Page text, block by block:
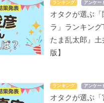
ランキング アンケー
オタクが選ぶ
ラ」ランキン
たま乱太郎』
版】
ランキング アンケー
オタクが選ぶ